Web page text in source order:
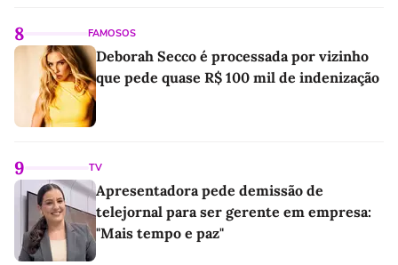
8 FAMOSOS
Deborah Secco é processada por vizinho
que pede quase R$ 100 mil de indenização
9 TV
Apresentadora pede demissão de
telejornal para ser gerente em empresa:
"Mais tempo e paz"